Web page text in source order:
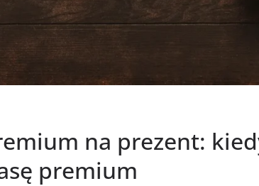
na prezent:
premium